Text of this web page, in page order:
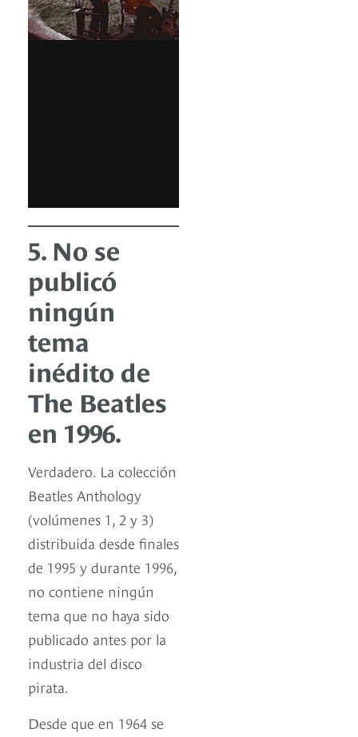
5. No se
publicó
ningún
tema
inédito de
The Beatles
en 1996.
Verdadero. La colección
Beatles Anthology
(volúmenes 1, 2 y 3)
distribuida desde finales
de 1995 y durante 1996,
no contiene ningún
tema que no haya sido
publicado antes por la
industria del disco
pirata.
Desde que en 1964 se